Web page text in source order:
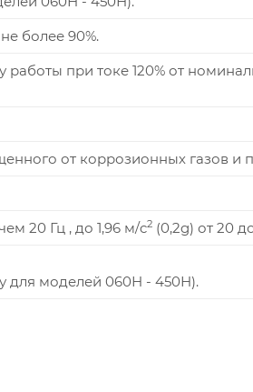
более 90%.
работы при токе 120% от
от коррозионных газов и
20 Гц , до 1,96 м/c2 (0,2g) от 20
для моделей 060Н - 450Н).